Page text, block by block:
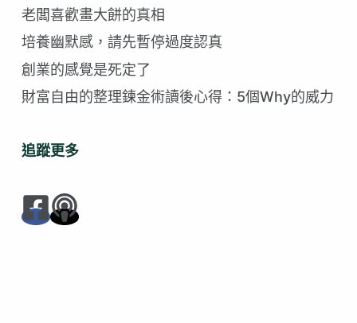
合
的
老闆喜歡畫大餅的真相
培養幽默感，請先暫停過度認真
創業的感覺是死定了
財富自由的整理鍊金術讀後心得：5個Why的威力
追蹤更多